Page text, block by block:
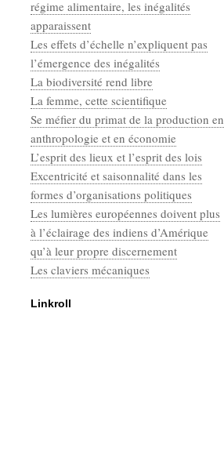
régime alimentaire, les inégalités
apparaissent
Les effets d’échelle n’expliquent pas
l’émergence des inégalités
La biodiversité rend libre
La femme, cette scientifique
Se méfier du primat de la production en
anthropologie et en économie
L’esprit des lieux et l’esprit des lois
Excentricité et saisonnalité dans les
formes d’organisations politiques
Les lumières européennes doivent plus
à l’éclairage des indiens d’Amérique
qu’à leur propre discernement
Les claviers mécaniques
Linkroll
Défaut